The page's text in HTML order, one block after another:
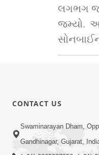
લગભગ
જમ્યો.
CONTACT US
Swaminarayan Dham,
Gandhinagar, Gujarat,